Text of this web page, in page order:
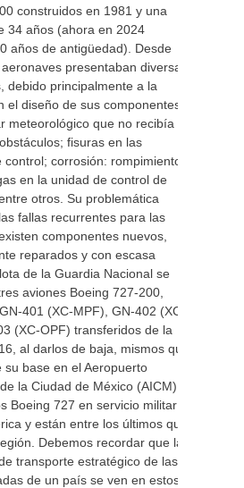
construidos en 1981 y una
34 años (ahora en 2024
años de antigüedad). Desde
presentaban diversas
debido principalmente a la
el diseño de sus componentes,
meteorológico que no recibía
fisuras en las
control; corrosión: rompimiento
en la unidad de control de
otros. Su problemática
fallas recurrentes para las
componentes nuevos,
reparados y con escasa
de la Guardia Nacional se
aviones Boeing 727-200,
401 (XC-MPF), GN-402 (XC-
(XC-OPF) transferidos de la
al darlos de baja, mismos que
su base en el Aeropuerto
la Ciudad de México (AICM) y
Boeing 727 en servicio militar
y están entre los últimos que
Debemos recordar que las
transporte estratégico de las
de un país se ven en estos